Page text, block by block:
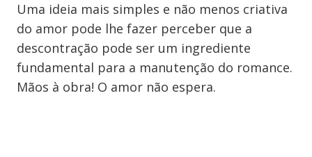
Uma ideia mais simples e não menos criativa
do amor pode lhe fazer perceber que a
descontração pode ser um ingrediente
fundamental para a manutenção do romance.
Mãos à obra! O amor não espera.